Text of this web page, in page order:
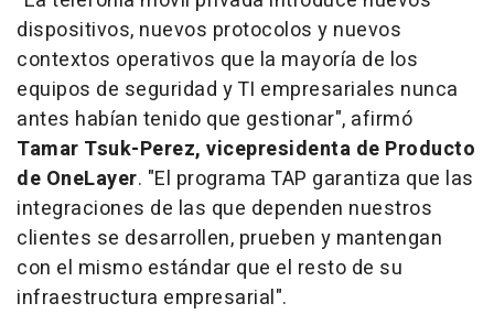
dispositivos, nuevos protocolos y nuevos
contextos operativos que la mayoría de los
equipos de seguridad y TI empresariales nunca
antes habían tenido que gestionar", afirmó
Tamar Tsuk-Perez, vicepresidenta de Producto
de OneLayer. "El programa TAP garantiza que las
integraciones de las que dependen nuestros
clientes se desarrollen, prueben y mantengan
con el mismo estándar que el resto de su
infraestructura empresarial".